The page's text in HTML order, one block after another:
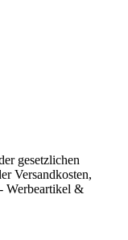
gesetzlichen
Versandkosten,
Werbeartikel &